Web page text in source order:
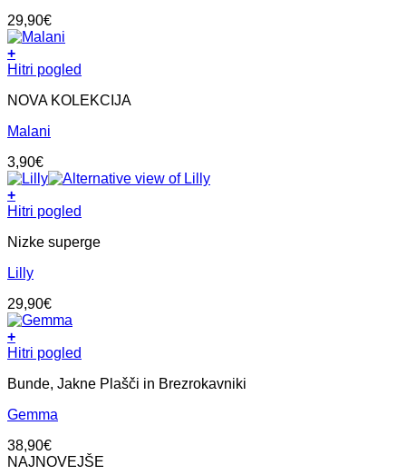
lahko
izberete
na
strani
29,90€
+
Ta
ima
različic.
lahko
izberete
na
strani
Hitri pogled
NOVA KOLEKCIJA
Malani
3,90€
+
Ta
ima
različic.
lahko
izberete
na
strani
Hitri pogled
Nizke superge
Lilly
29,90€
+
Ta
ima
različic.
lahko
izberete
Hitri pogled
Bunde, Jakne Plašči in Brezrokavniki
Gemma
38,90€
NAJNOVEJŠE